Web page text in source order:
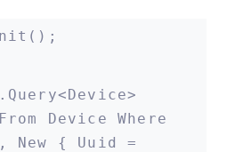
Device Where
New { Uuid =